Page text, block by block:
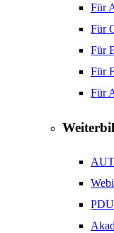
Für
Für
Für
Für
Für